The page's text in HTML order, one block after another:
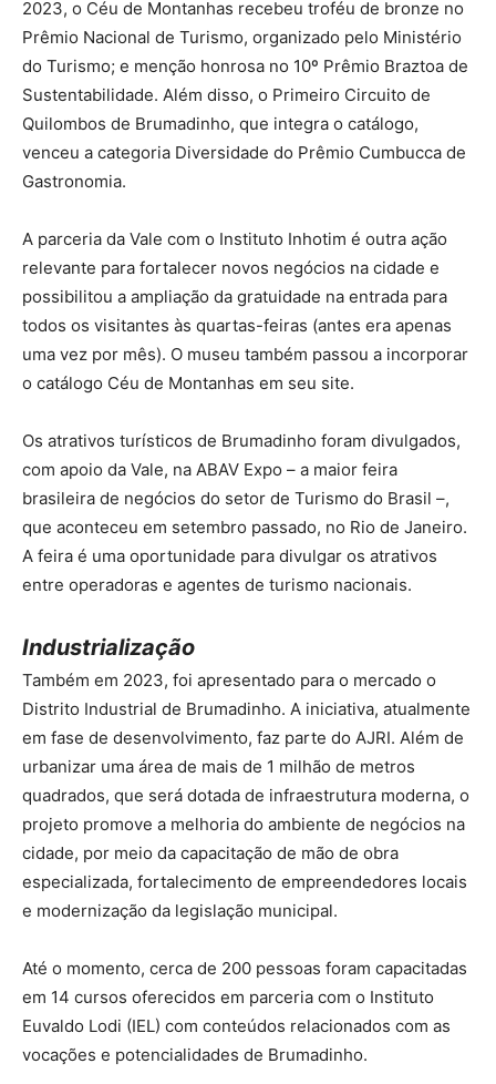
2023, o Céu de Montanhas recebeu troféu de bronze no
Prêmio Nacional de Turismo, organizado pelo Ministério
do Turismo; e menção honrosa no 10º Prêmio Braztoa de
Sustentabilidade. Além disso, o Primeiro Circuito de
Quilombos de Brumadinho, que integra o catálogo,
venceu a categoria Diversidade do Prêmio Cumbucca de
Gastronomia.
A parceria da Vale com o Instituto Inhotim é outra ação
relevante para fortalecer novos negócios na cidade e
possibilitou a ampliação da gratuidade na entrada para
todos os visitantes às quartas-feiras (antes era apenas
uma vez por mês). O museu também passou a incorporar
o catálogo Céu de Montanhas em seu site.
Os atrativos turísticos de Brumadinho foram divulgados,
com apoio da Vale, na ABAV Expo – a maior feira
brasileira de negócios do setor de Turismo do Brasil –,
que aconteceu em setembro passado, no Rio de Janeiro.
A feira é uma oportunidade para divulgar os atrativos
entre operadoras e agentes de turismo nacionais.
Industrialização
Também em 2023, foi apresentado para o mercado o
Distrito Industrial de Brumadinho. A iniciativa, atualmente
em fase de desenvolvimento, faz parte do AJRI. Além de
urbanizar uma área de mais de 1 milhão de metros
quadrados, que será dotada de infraestrutura moderna, o
projeto promove a melhoria do ambiente de negócios na
cidade, por meio da capacitação de mão de obra
especializada, fortalecimento de empreendedores locais
e modernização da legislação municipal.
Até o momento, cerca de 200 pessoas foram capacitadas
em 14 cursos oferecidos em parceria com o Instituto
Euvaldo Lodi (IEL) com conteúdos relacionados com as
vocações e potencialidades de Brumadinho.